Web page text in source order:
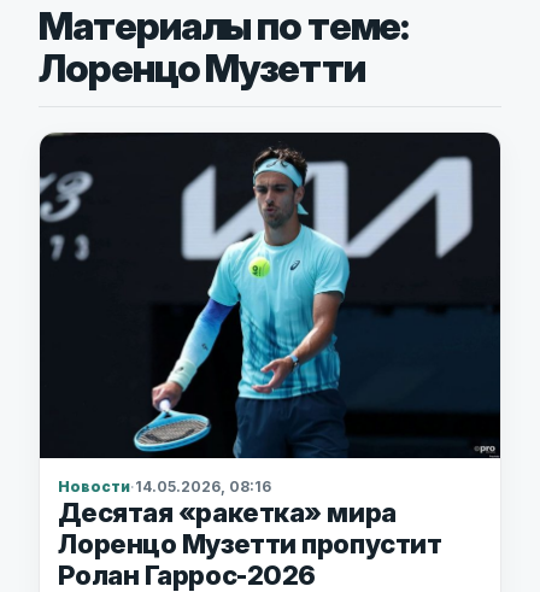
Материалы по теме:
Лоренцо Музетти
Новости·14.05.2026, 08:16
Десятая «ракетка» мира
Лоренцо Музетти пропустит
Ролан Гаррос-2026